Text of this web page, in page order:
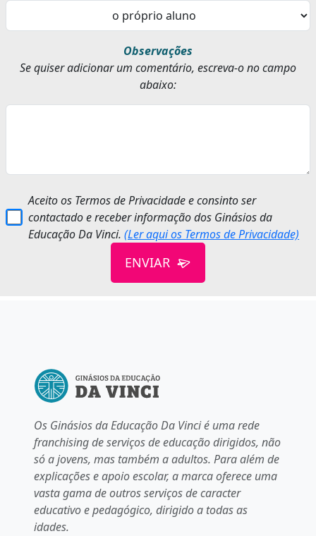
Observações
Se quiser adicionar um comentário, escreva-o no campo
abaixo:
Aceito os Termos de Privacidade e consinto ser
contactado e receber informação dos Ginásios da
Educação Da Vinci.(Ler aqui os Termos de Privacidade)
ENVIAR
Os Ginásios da Educação Da Vinci é uma rede
franchising de serviços de educação dirigidos, não
só a jovens, mas também a adultos. Para além de
explicações e apoio escolar, a marca oferece uma
vasta gama de outros serviços de caracter
educativo e pedagógico, dirigido a todas as
idades.